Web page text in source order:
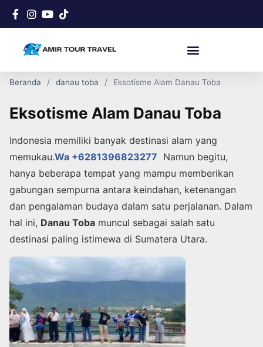
Beranda danau toba Eksotisme Alam Danau Toba
Eksotisme Alam Danau Toba
Indonesia memiliki banyak destinasi alam yang
memukau.Wa +6281396823277 Namun begitu,
hanya beberapa tempat yang mampu memberikan
gabungan sempurna antara keindahan, ketenangan
dan pengalaman budaya dalam satu perjalanan. Dalam
hal ini, Danau Toba muncul sebagai salah satu
destinasi paling istimewa di Sumatera Utara.